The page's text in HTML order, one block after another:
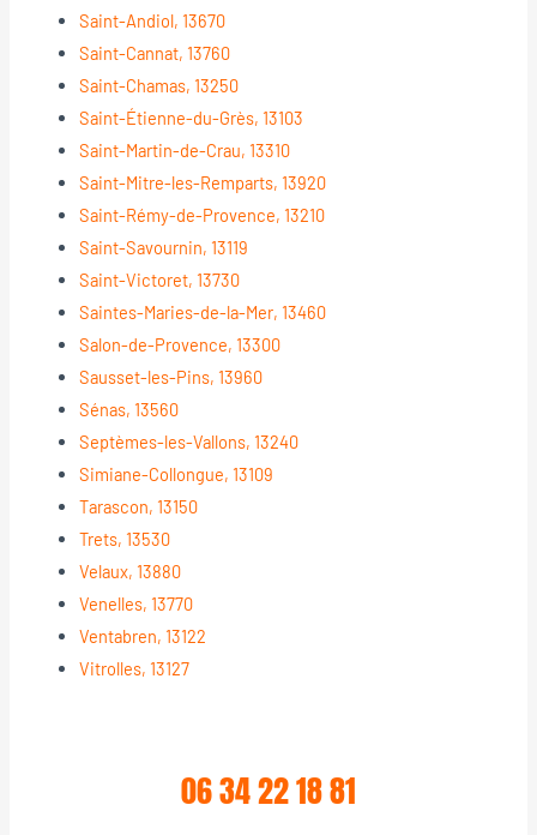
Saint-Andiol, 13670
Saint-Cannat, 13760
Saint-Chamas, 13250
Saint-Étienne-du-Grès, 13103
Saint-Martin-de-Crau, 13310
Saint-Mitre-les-Remparts, 13920
Saint-Rémy-de-Provence, 13210
Saint-Savournin, 13119
Saint-Victoret, 13730
Saintes-Maries-de-la-Mer, 13460
Salon-de-Provence, 13300
Sausset-les-Pins, 13960
Sénas, 13560
Septèmes-les-Vallons, 13240
Simiane-Collongue, 13109
Tarascon, 13150
Trets, 13530
Velaux, 13880
Venelles, 13770
Ventabren, 13122
Vitrolles, 13127
06 34 22 18 81